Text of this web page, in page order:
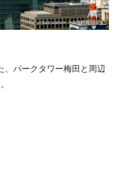
、パークタワー梅田と周辺